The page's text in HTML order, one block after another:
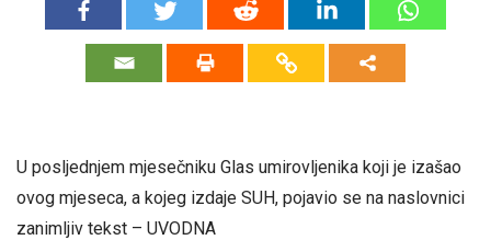
U posljednjem mjesečniku Glas umirovljenika koji je izašao
ovog mjeseca, a kojeg izdaje SUH, pojavio se na naslovnici
zanimljiv tekst – UVODNA